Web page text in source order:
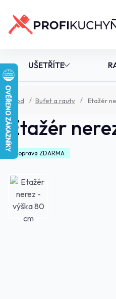
UŠETŘÍTE
Úvod Bufet a rauty Etažér
Etažér
Doprava ZDARMA